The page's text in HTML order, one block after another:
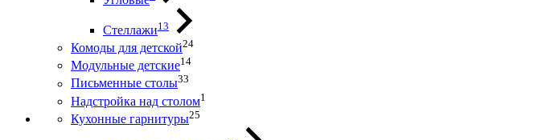
Стеллажи13
Комоды для детской24
Модульные детские14
Письменные столы33
Надстройка над столом1
Кухонные гарнитуры25